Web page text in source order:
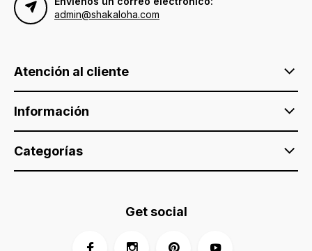
admin@shakaloha.com
Atención al cliente
Información
Categorías
Get social